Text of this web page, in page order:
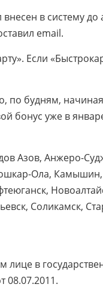
в систему
email.
Если
по будням,
бонус уже в
Азов, Анжеро-
Ола, Камышин,
Соликамск,
лице в
08.07.2011.